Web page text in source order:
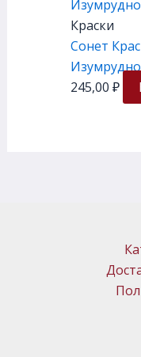
Краски
Сонет
245,00 ₽